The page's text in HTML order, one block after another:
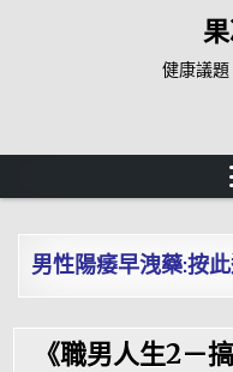
健康議
男性陽痿早洩藥:按
《職男人生2－